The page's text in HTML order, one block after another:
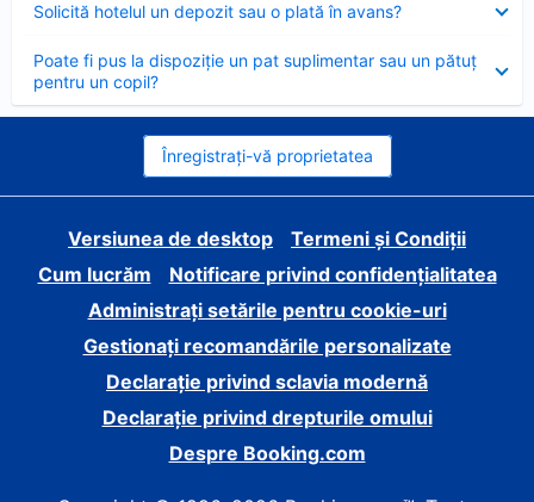
Solicită hotelul un depozit sau o plată în avans?
închis
Poate fi pus la dispoziție un pat suplimentar sau un pătuț
pentru un copil?
închis
Înregistrați-vă proprietatea
Versiunea de desktop
Termeni și Condiții
Cum lucrăm
Notificare privind confidențialitatea
Administrați setările pentru cookie-uri
Gestionați recomandările personalizate
Declarație privind sclavia modernă
Declarație privind drepturile omului
Despre Booking.com